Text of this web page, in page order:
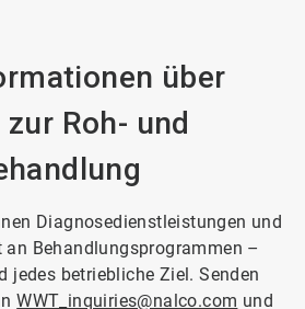
über
Roh- und
Diagnosedienstleistungen und
Behandlungsprogrammen –
jedes betriebliche Ziel. Senden
WWT_inquiries@nalco.com und